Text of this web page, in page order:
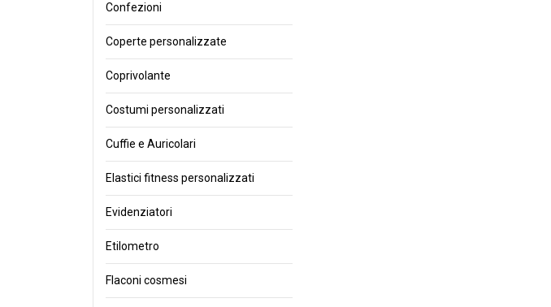
Confezioni
Coperte personalizzate
Coprivolante
Costumi personalizzati
Cuffie e Auricolari
Elastici fitness personalizzati
Evidenziatori
Etilometro
Flaconi cosmesi